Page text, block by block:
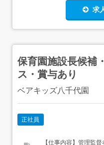
求
保育園施設長候補
ス・賞与あり
ベアキッズ八千代園
正社員
【仕事内容】管理監